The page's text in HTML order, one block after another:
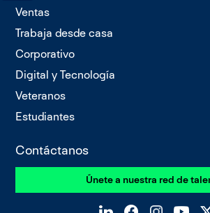
Ventas
Trabaja desde casa
Corporativo
Digital y Tecnología
Veteranos
Estudiantes
Contáctanos
Únete a nuestra red de